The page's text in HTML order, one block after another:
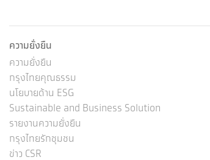
ความยั่งยืน
ความยั่งยืน
กรุงไทยคุณธรรม
นโยบายด้าน ESG
Sustainable and Business Solution
รายงานความยั่งยืน
กรุงไทยรักชุมชน
ข่าว CSR